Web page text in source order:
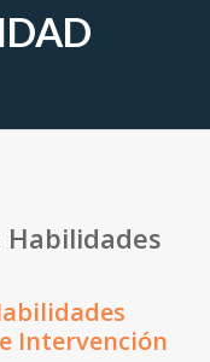
Habilidades
Intervención